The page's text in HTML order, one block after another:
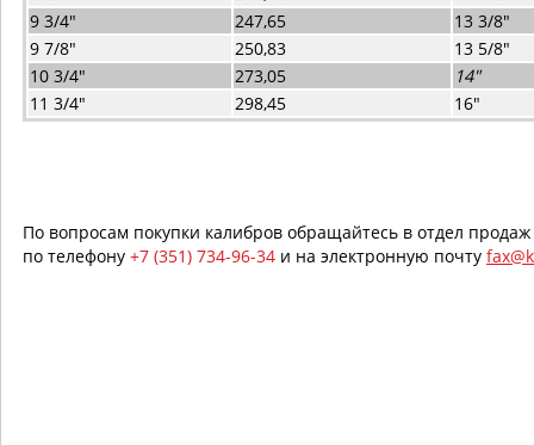
9 3/4"
247,65
13 3/8"
9 7/8"
250,83
13 5/8"
10 3/4"
273,05
14"
11 3/4"
298,45 16"
По вопросам покупки калибров обращайтесь в отдел продаж
по телефону +7 (351) 734-96-34 и на электронную почту